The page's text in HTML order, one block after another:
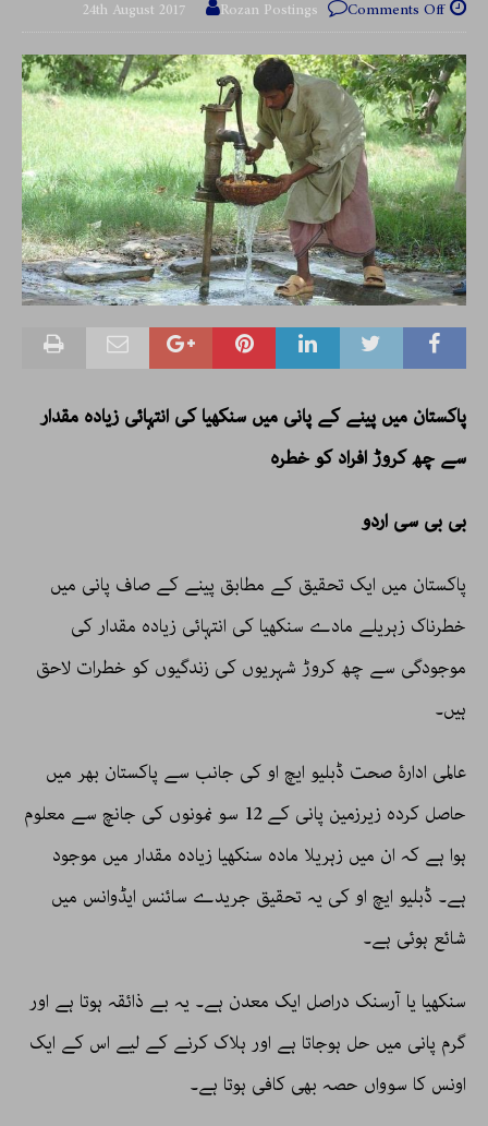
24th August 2017 Rozan Postings Comments Off
پاکستان میں پینے کے پانی میں سنکھیا کی انتہائی زیادہ مقدار
سے چھ کروڑ افراد کو خطرہ
بی بی سی اردو
پاکستان میں ایک تحقیق کے مطابق پینے کے صاف پانی میں
خطرناک زہریلے مادے سنکھیا کی انتہائی زیادہ مقدار کی
موجودگی سے چھ کروڑ شہریوں کی زندگیوں کو خطرات لاحق
ہیں۔
عالمی ادارۂ صحت ڈبلیو ایچ او کی جانب سے پاکستان بھر میں
حاصل کردہ زیرزمین پانی کے 12 سو نمونوں کی جانچ سے معلوم
ہوا ہے کہ ان میں زہریلا مادہ سنکھیا زیادہ مقدار میں موجود
ہے۔ ڈبلیو ایچ او کی یہ تحقیق جریدے سائنس ایڈوانس میں
شائع ہوئی ہے۔
سنکھیا یا آرسنک دراصل ایک معدن ہے۔ یہ بے ذائقہ ہوتا ہے اور
گرم پانی میں حل ہوجاتا ہے اور ہلاک کرنے کے لیے اس کے ایک
اونس کا سوواں حصہ بھی کافی ہوتا ہے۔